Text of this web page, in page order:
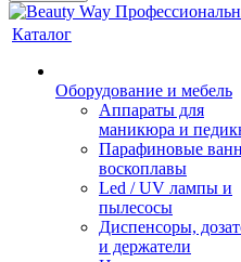
Каталог
Оборудование и мебель
Аппараты для
маникюра и
Парафиновые
воскоплавы
Led / UV лампы и
пылесосы
Диспенсоры,
и держатели